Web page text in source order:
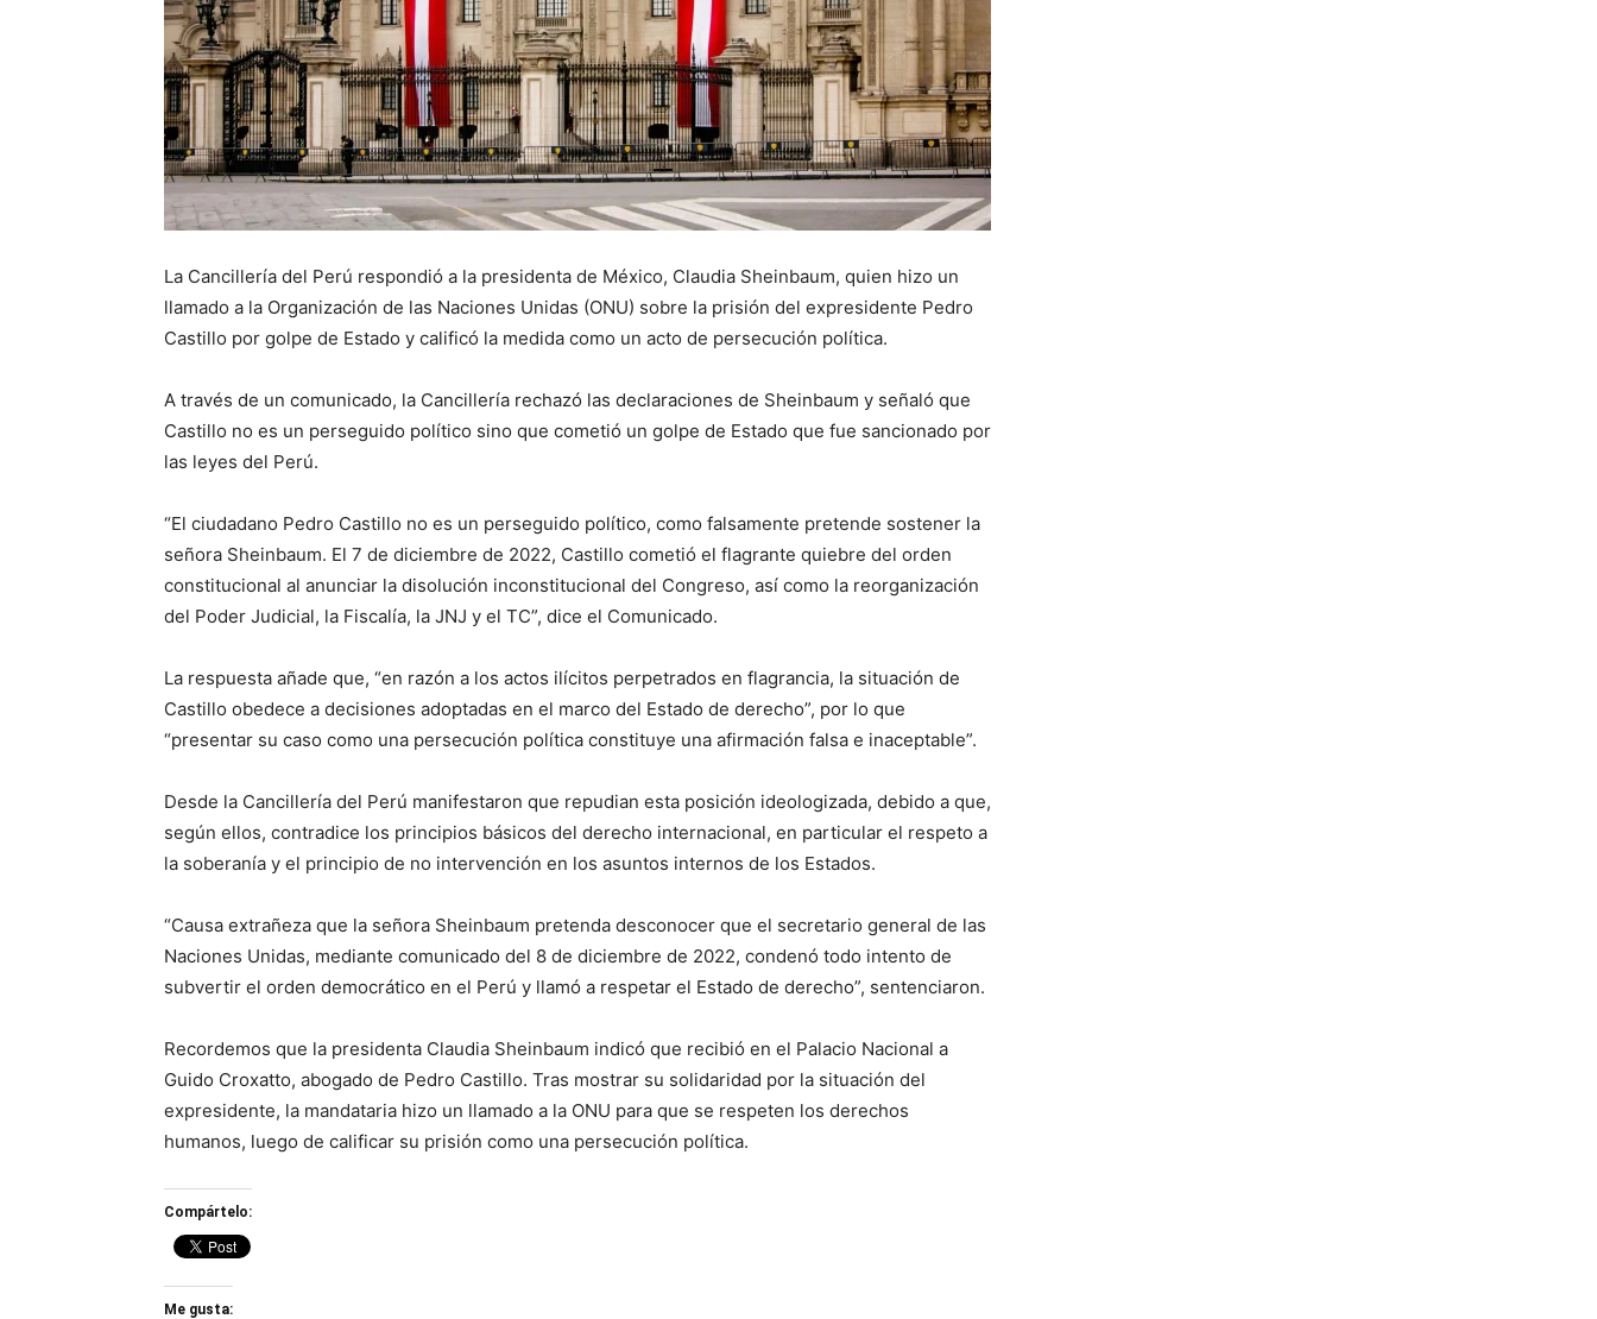
La Cancillería del Perú respondió a la presidenta de México, Claudia Sheinbaum, quien hizo un
llamado a la Organización de las Naciones Unidas (ONU) sobre la prisión del expresidente Pedro
Castillo por golpe de Estado y calificó la medida como un acto de persecución política.
A través de un comunicado, la Cancillería rechazó las declaraciones de Sheinbaum y señaló que
Castillo no es un perseguido político sino que cometió un golpe de Estado que fue sancionado por
las leyes del Perú.
“El ciudadano Pedro Castillo no es un perseguido político, como falsamente pretende sostener la
señora Sheinbaum. El 7 de diciembre de 2022, Castillo cometió el flagrante quiebre del orden
constitucional al anunciar la disolución inconstitucional del Congreso, así como la reorganización
del Poder Judicial, la Fiscalía, la JNJ y el TC”, dice el Comunicado.
La respuesta añade que, “en razón a los actos ilícitos perpetrados en flagrancia, la situación de
Castillo obedece a decisiones adoptadas en el marco del Estado de derecho”, por lo que
“presentar su caso como una persecución política constituye una afirmación falsa e inaceptable”.
Desde la Cancillería del Perú manifestaron que repudian esta posición ideologizada, debido a que,
según ellos, contradice los principios básicos del derecho internacional, en particular el respeto a
la soberanía y el principio de no intervención en los asuntos internos de los Estados.
“Causa extrañeza que la señora Sheinbaum pretenda desconocer que el secretario general de las
Naciones Unidas, mediante comunicado del 8 de diciembre de 2022, condenó todo intento de
subvertir el orden democrático en el Perú y llamó a respetar el Estado de derecho”, sentenciaron.
Recordemos que la presidenta Claudia Sheinbaum indicó que recibió en el Palacio Nacional a
Guido Croxatto, abogado de Pedro Castillo. Tras mostrar su solidaridad por la situación del
expresidente, la mandataria hizo un llamado a la ONU para que se respeten los derechos
humanos, luego de calificar su prisión como una persecución política.
Compártelo:
Me gusta: